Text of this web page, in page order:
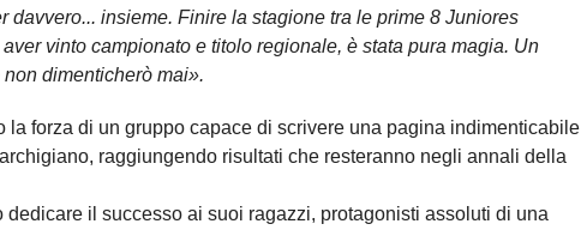
davvero... insieme. Finire la stagione tra le prime 8 Juniores
vinto campionato e titolo regionale, è stata pura magia. Un
dimenticherò mai».
la forza di un gruppo capace di scrivere una pagina indimenticabile
raggiungendo risultati che resteranno negli annali della
dedicare il successo ai suoi ragazzi, protagonisti assoluti di una